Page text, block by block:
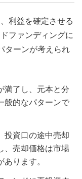
利益を確定させる
ファンディングに
ターンが考えられ
満了し、元本と分
般的なパターンで
投資口の途中売却
、売却価格は市場
ります。